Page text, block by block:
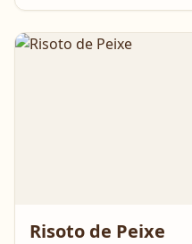
Risoto de Peixe